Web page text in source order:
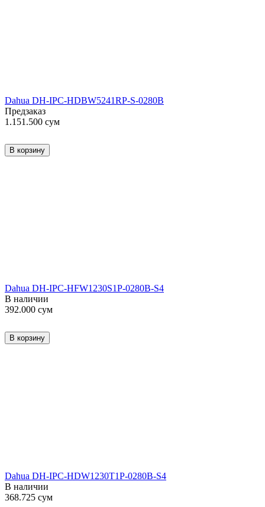
Dahua DH-IPC-HDBW5241RP-S-0280B
Предзаказ
1.151.500 сум
В корзину
Dahua DH-IPC-HFW1230S1P-0280B-S4
В наличии
392.000 сум
В корзину
Dahua DH-IPC-HDW1230T1P-0280B-S4
В наличии
368.725 сум